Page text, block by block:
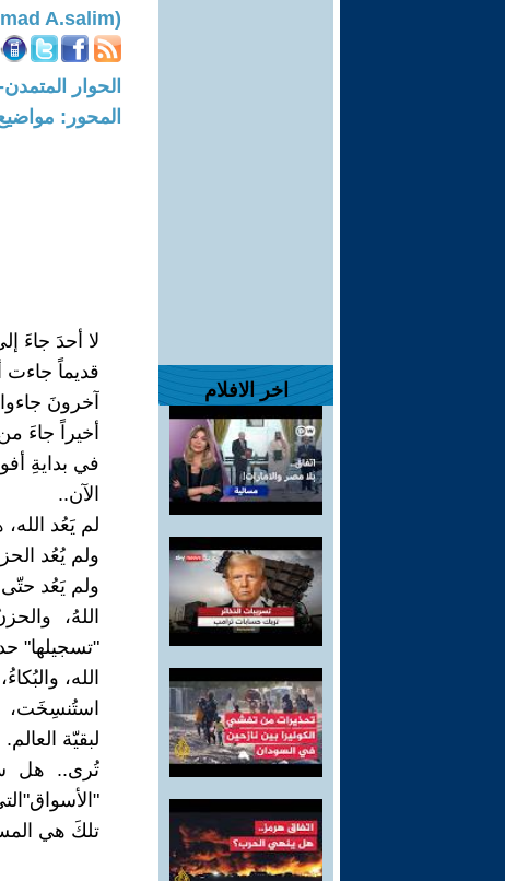
اخر الافلام
(Imad A.salim)
الحوار المتمدن-العدد: 7387 -
المحور:
لا أحدَ جاءَ
قديماً جاءت
آخرونَ
أخيراً جاءَ
في بدايةِ
الآن..
لم يَعُد
ولم يُعُد
ولم يَعُد
اللهُ،
"تسجيلها"
الله،
استُنسِخَت،
لبقيّة العالم.
تُرى.. هل
تلكَ هي